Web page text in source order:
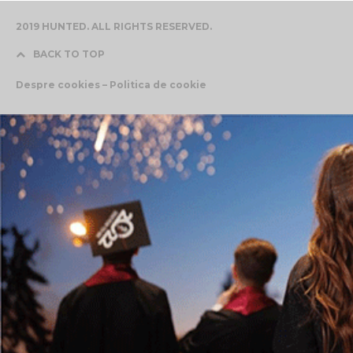
2019 HUNTED. ALL RIGHTS RESERVED.
BACK TO TOP
Despre cookies – Politica de cookie